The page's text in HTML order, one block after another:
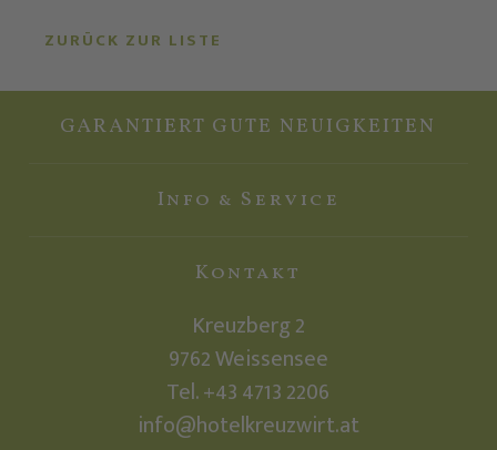
ZURÜCK ZUR LISTE
GARANTIERT GUTE NEUIGKEITEN
Info & Service
Kontakt
Kreuzberg 2
9762Weissensee
Tel. +43 4713 2206
info@hotelkreuzwirt.at